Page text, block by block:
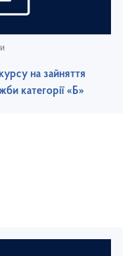
на зайняття
категорії «Б»